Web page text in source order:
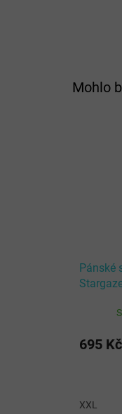
Mohlo
Pánské
695 Kč
XXL